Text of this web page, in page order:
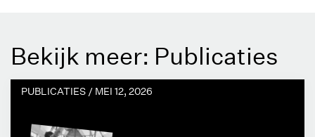
Bekijk meer: Publicaties
PUBLICATIES / MEI 12, 2026